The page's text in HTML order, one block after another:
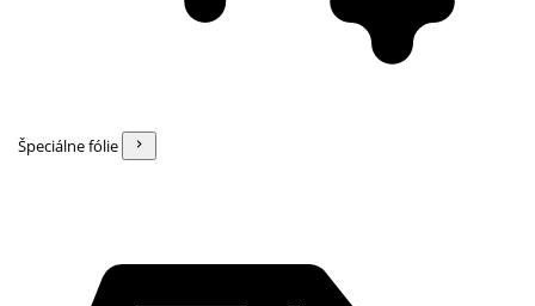
Špeciálne fólie